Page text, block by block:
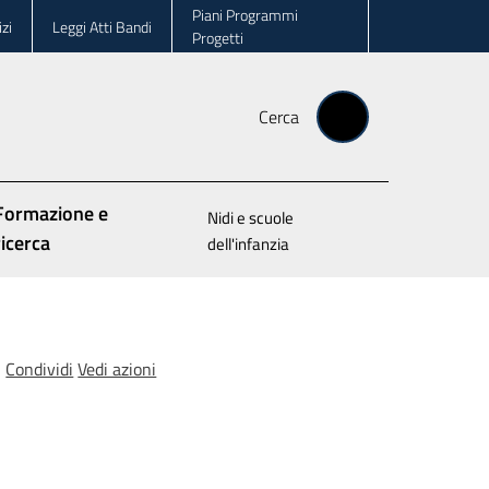
Leggi Atti Bandi
Piani Programmi
Progetti
Cerca
e
Nidi e scuole
dell'infanzia
Condividi Vedi azioni